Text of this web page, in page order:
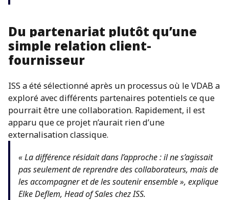
Du partenariat plutôt qu’une
simple relation client-
fournisseur
ISS a été sélectionné après un processus où le VDAB a
exploré avec différents partenaires potentiels ce que
pourrait être une collaboration. Rapidement, il est
apparu que ce projet n’aurait rien d’une
externalisation classique.
« La différence résidait dans l’approche : il ne s’agissait
pas seulement de reprendre des collaborateurs, mais de
les accompagner et de les soutenir ensemble », explique
Elke Deflem, Head of Sales chez ISS.